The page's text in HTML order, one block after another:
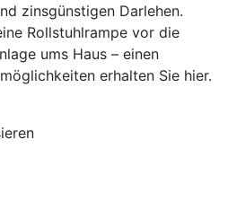
zinsgünstigen Darlehen.
Rollstuhlrampe vor die
ums Haus – einen
erhalten Sie hier.